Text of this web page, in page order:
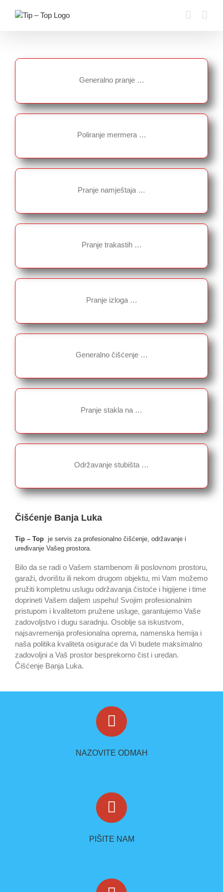
Generalno pranje …
Poliranje mermera …
Pranje namještaja …
Pranje trakastih …
Pranje izloga …
Generalno čišćenje …
Pranje stakla na …
Održavanje stubišta …
Čišćenje Banja Luka
Tip – Top je servis za profesionalno čišćenje, održavanje i
uređivanje Vašeg prostora.
Bilo da se radi o Vašem stambenom ili poslovnom prostoru,
garaži, dvorištu ili nekom drugom objektu, mi Vam možemo
pružiti kompletnu uslugu održavanja čistoće i higijene i time
doprineti Vašem daljem uspehu! Svojim profesionalnim
pristupom i kvalitetom pružene usluge, garantujemo Vaše
zadovoljstvo i dugu saradnju. Osoblje sa iskustvom,
najsavremenija profesionalna oprema, namenska hemija i
naša politika kvaliteta osiguraće da Vi budete maksimalno
zadovoljni a Vaš prostor besprekorno čist i uredan.
Čišćenje Banja Luka.
NAZOVITE ODMAH
PIŠITE NAM